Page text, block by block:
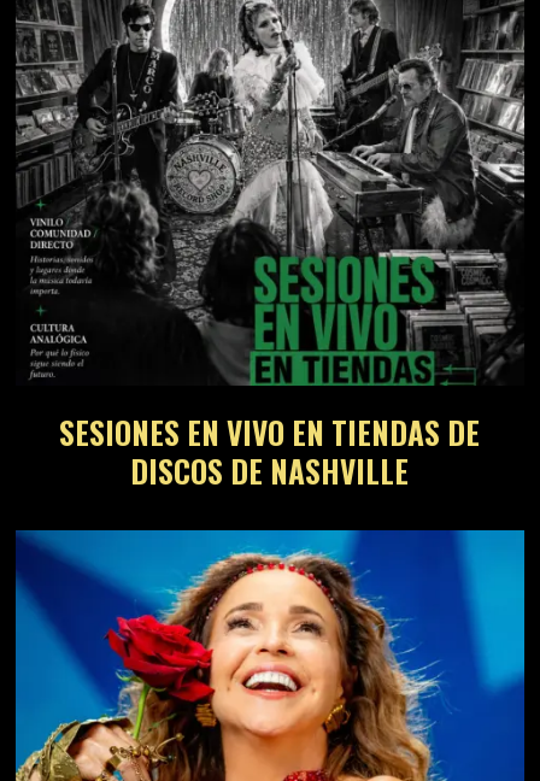
SESIONES EN VIVO EN TIENDAS DE
DISCOS DE NASHVILLE